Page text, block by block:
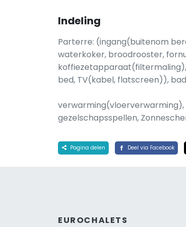
Indeling
Parterre: (ingang(buitenom
waterkoker, broodrooster,
bed, TV(kabel, flatscreen)),
verwarming(vloerverwarming),
gezelschapsspellen,
Pagina delen Deel via Facebook
EUROCHALETS